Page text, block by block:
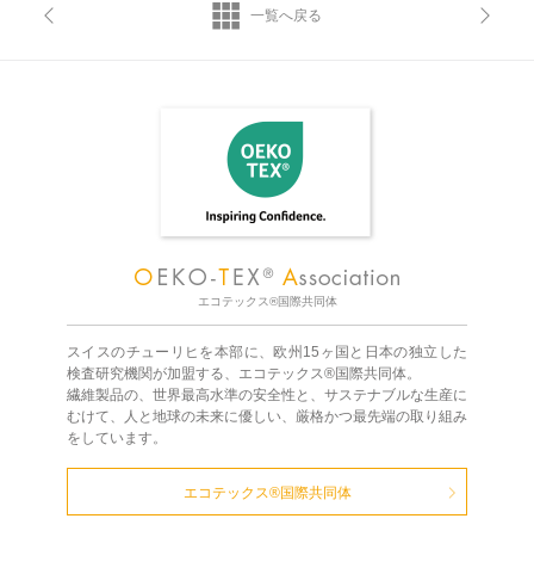
一覧へ戻る
エコテックス®国際共同体
スイスのチューリヒを本部に、欧州15ヶ国と日本の独立した
検査研究機関が加盟する、エコテックス®国際共同体。
繊維製品の、世界最高水準の安全性と、サステナブルな生産に
むけて、人と地球の未来に優しい、厳格かつ最先端の取り組み
をしています。
エコテックス®国際共同体